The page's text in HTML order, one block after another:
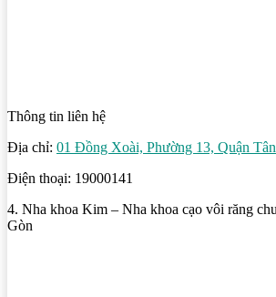
Thông tin liên hệ
Địa chỉ: 01 Đồng Xoài, Phường 13, Quận
Điện thoại: 19000141
4. Nha khoa Kim – Nha khoa cạo vôi răng
Gòn